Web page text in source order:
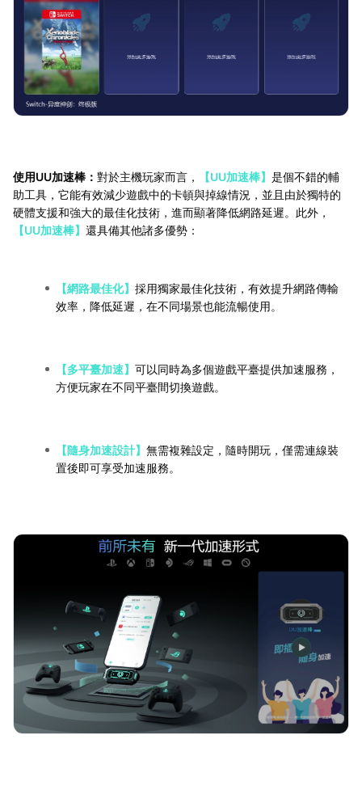
使用UU加速棒： 對於主機玩家而言， 【UU加速棒】 是個不錯的輔
助工具，它能有效減少遊戲中的卡頓與掉線情況，並且由於獨特的
硬體支援和強大的最佳化技術，進而顯著降低網路延遲。此外，
【UU加速棒】 還具備其他諸多優勢：
【網路最佳化】 採用獨家最佳化技術，有效提升網路傳輸
效率，降低延遲，在不同場景也能流暢使用。
【多平臺加速】 可以同時為多個遊戲平臺提供加速服務，
方便玩家在不同平臺間切換遊戲。
【隨身加速設計】 無需複雜設定，隨時開玩，僅需連線裝
置後即可享受加速服務。